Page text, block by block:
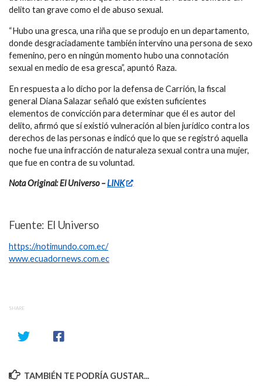
delito tan grave como el de abuso sexual.
“Hubo una gresca, una riña que se produjo en un departamento,
donde desgraciadamente también intervino una persona de sexo
femenino, pero en ningún momento hubo una connotación
sexual en medio de esa gresca”, apuntó Raza.
En respuesta a lo dicho por la defensa de Carrión, la fiscal
general Diana Salazar señaló que existen suficientes
elementos de convicción para determinar que él es autor del
delito, afirmó que sí existió vulneración al bien jurídico contra los
derechos de las personas e indicó que lo que se registró aquella
noche fue una infracción de naturaleza sexual contra una mujer,
que fue en contra de su voluntad.
Nota Original: El Universo –LINK
Fuente: El Universo
https://notimundo.com.ec/
www.ecuadornews.com.ec
SHARE
TAMBIÉN TE PODRÍA GUSTAR...